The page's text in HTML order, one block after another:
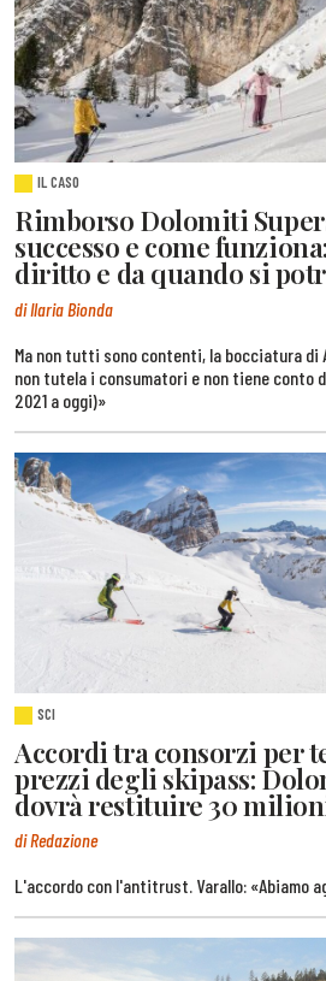
IL CASO
Rimborso Dolomiti
successo e come
diritto e da quando si
di Ilaria Bionda
Ma non tutti sono contenti, la bocciatura di
non tutela i consumatori e non tiene conto
2021 a oggi)»
SCI
Accordi tra consorzi per
prezzi degli skipass:
dovrà restituire 30
di Redazione
L'accordo con l'antitrust. Varallo: «Abiamo